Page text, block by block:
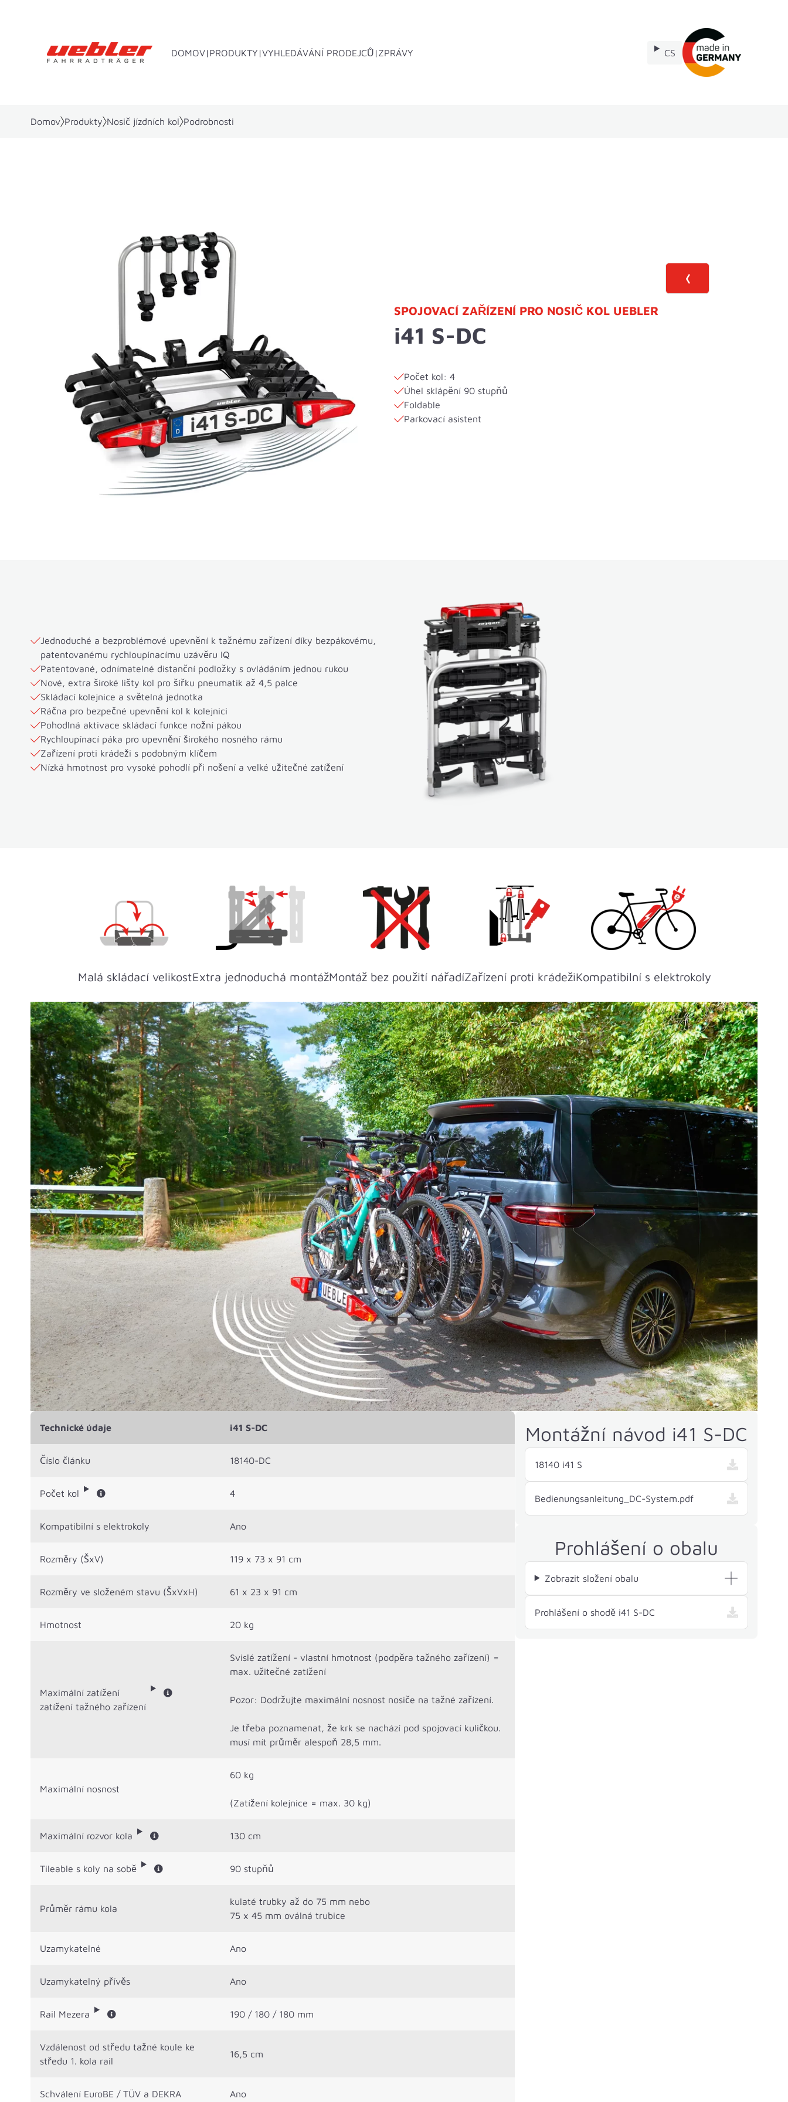
DOMOV PRODUKTY VYHLEDÁVÁNÍ PRODEJCŮ ZPRÁVY CS
Domov Produkty Nosič jízdních kol Podrobnosti
SPOJOVACÍ ZAŘÍZENÍ PRO NOSIČ KOL UEBLER
i41 S-DC
Počet kol: 4
Úhel sklápění 90 stupňů
Foldable
Parkovací asistent
Jednoduché a bezproblémové upevnění k tažnému zařízení díky bezpákovému,
patentovanému rychloupínacímu uzávěru IQ
Patentované, odnímatelné distanční podložky s ovládáním jednou rukou
Nové, extra široké lišty kol pro šířku pneumatik až 4,5 palce
Skládací kolejnice a světelná jednotka
Ráčna pro bezpečné upevnění kol k kolejnici
Pohodlná aktivace skládací funkce nožní pákou
Rychloupínací páka pro upevnění širokého nosného rámu
Zařízení proti krádeži s podobným klíčem
Nízká hmotnost pro vysoké pohodlí při nošení a velké užitečné zatížení
Malá skládací velikostExtra jednoduchá montážMontáž bez použití nářadíZařízení proti krádežiKompatibilní s elektrokoly
Technické údaje i41 S-DC
Číslo článku 18140-DC
Počet kol 4
Kompatibilní s elektrokoly Ano
Rozměry (ŠxV) 119 x 73 x 91 cm
Rozměry ve složeném stavu (ŠxVxH) 61 x 23 x 91 cm
Hmotnost 20 kg
Maximální zatížení
zatížení tažného zařízení
Svislé zatížení - vlastní hmotnost (podpěra tažného zařízení) =
max. užitečné zatížení
Pozor: Dodržujte maximální nosnost nosiče na tažné zařízení.
Je třeba poznamenat, že krk se nachází pod spojovací kuličkou.
musí mít průměr alespoň 28,5 mm.
Maximální nosnost
60 kg
(Zatížení kolejnice = max. 30 kg)
Maximální rozvor kola 130 cm
Tileable s koly na sobě 90 stupňů
Průměr rámu kola
kulaté trubky až do 75 mm nebo
75 x 45 mm oválná trubice
Uzamykatelné Ano
Uzamykatelný přívěs Ano
Rail Mezera 190 / 180 / 180 mm
Vzdálenost od středu tažné koule ke
středu 1. kola rail
16,5 cm
Schválení EuroBE / TÜV a DEKRA Ano
Montážní návod i41 S-DC
18140 i41 S
Bedienungsanleitung_DC-System.pdf
Prohlášení o obalu
Zobrazit složení obalu
Prohlášení o shodě i41 S-DC— i41 S-DC , otevře se v